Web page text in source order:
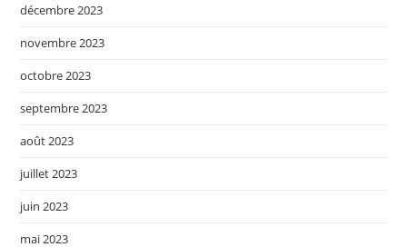
décembre 2023
novembre 2023
octobre 2023
septembre 2023
août 2023
juillet 2023
juin 2023
mai 2023